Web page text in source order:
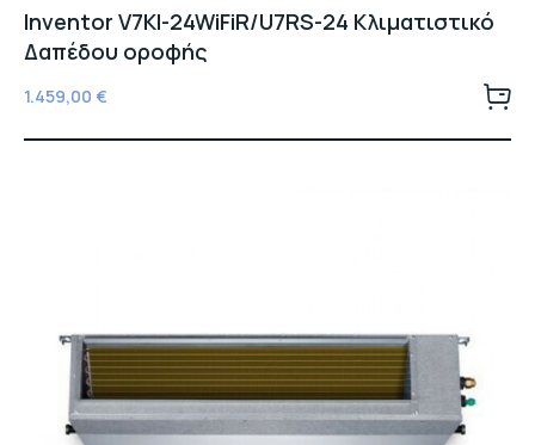
Inventor V7KI-24WiFiR/U7RS-24 Κλιματιστικό
Δαπέδου οροφής
1.459,00 €